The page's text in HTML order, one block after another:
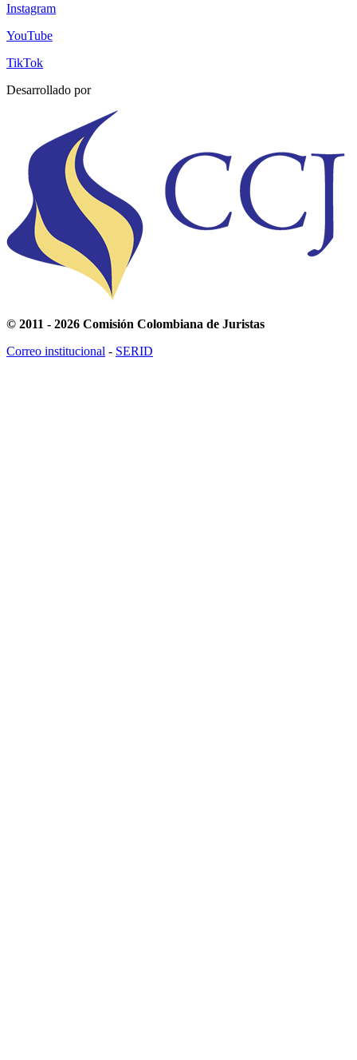
Instagram
YouTube
TikTok
Desarrollado por
© 2011 - 2026 Comisión Colombiana de Juristas
Correo institucional - SERID